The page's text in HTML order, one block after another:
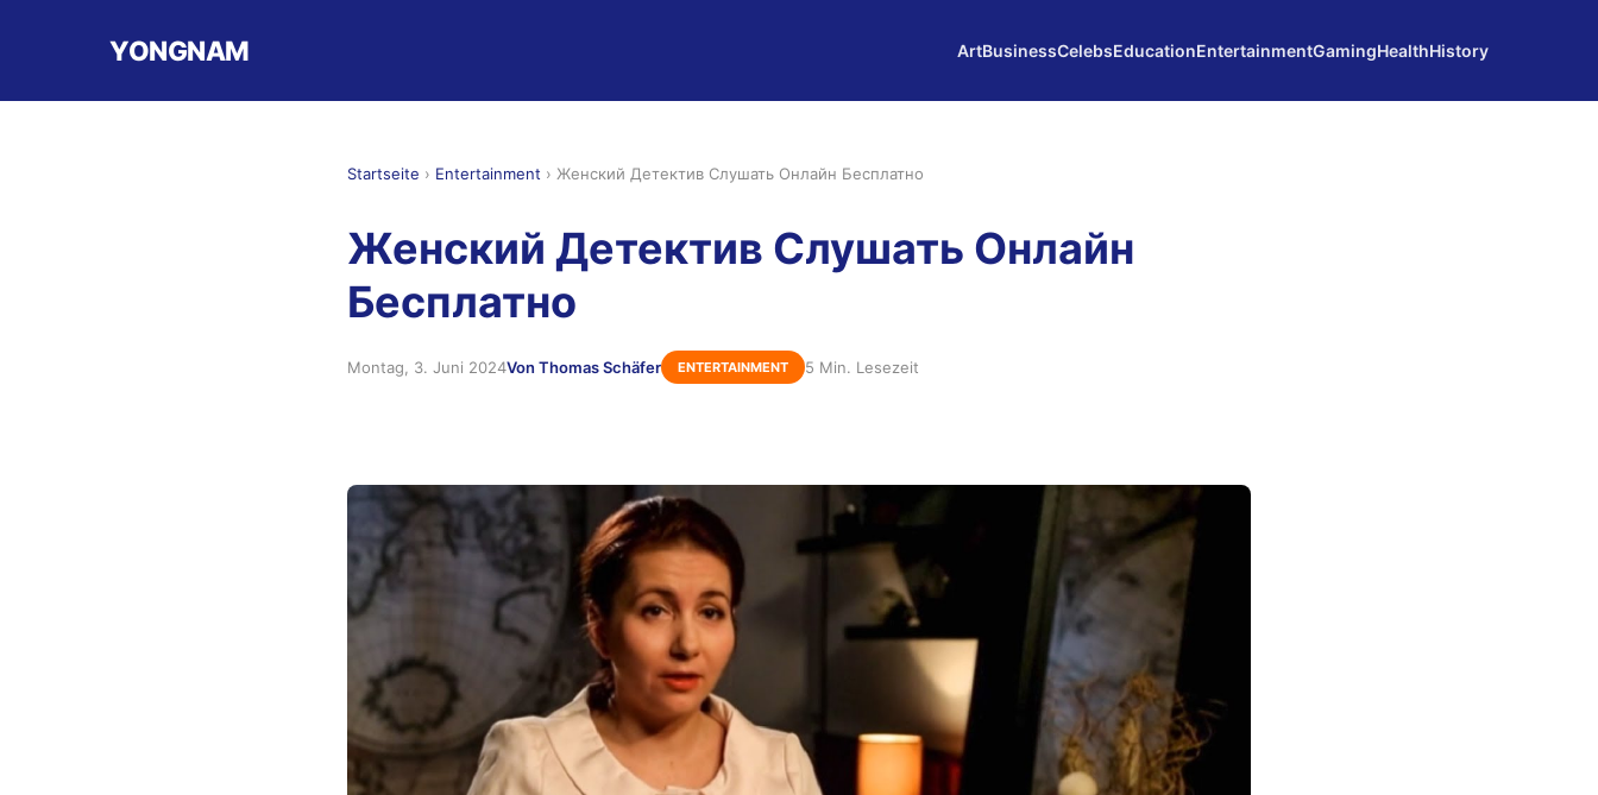
YONGNAM ArtBusinessCelebsEducationEntertainmentGamingHealthHistory
Startseite › Entertainment › Женский Детектив Слушать Онлайн Бесплатно
Женский Детектив Слушать Онлайн
Бесплатно
Montag, 3. Juni 2024Von Thomas Schäfer ENTERTAINMENT 5 Min. Lesezeit